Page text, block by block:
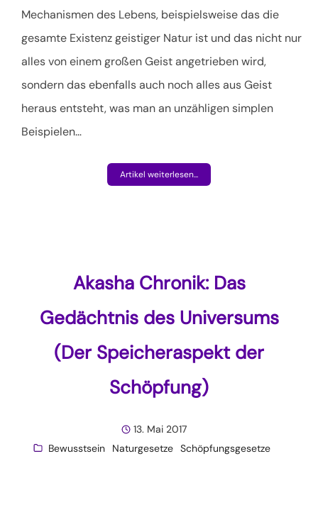
Mechanismen des Lebens, beispielsweise das die
gesamte Existenz geistiger Natur ist und das nicht nur
alles von einem großen Geist angetrieben wird,
sondern das ebenfalls auch noch alles aus Geist
heraus entsteht, was man an unzähligen simplen
Beispielen…
Artikel weiterlesen...
Akasha Chronik: Das
Gedächtnis des Universums
(Der Speicheraspekt der
Schöpfung)
13. Mai 2017
Bewusstsein
Naturgesetze Schöpfungsgesetze